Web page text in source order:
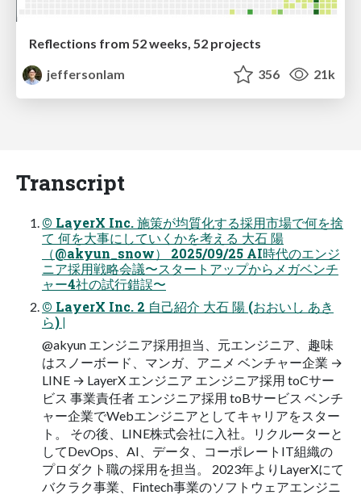
Reflections from 52 weeks, 52 projects
jeffersonlam
356 21k
Transcript
© LayerX Inc. 施策が均質化する採⽤市場で何を捨
て 何を⼤事にしていくかを考える ⼤⽯ 陽
（@akyun_snow） 2025/09/25 AI時代のエンジ
ニア採⽤戦略会議〜スタートアップからメガベンチ
ャー4社の試⾏錯誤〜
© LayerX Inc. 2 ⾃⼰紹介 ⼤⽯ 陽 (おおいし あき
ら) |
@akyun エンジニア採⽤担当、元エンジニア、趣味
はスノーボード、マンガ、アニメ ベンチャー企業 →
LINE → LayerX エンジニア エンジニア採用 toCサー
ビス 事業責任者 エンジニア採用 toBサービス ベンチ
ャー企業でWebエンジニアとしてキャリアをスター
ト。 その後、LINE株式会社に⼊社。リクルーターと
してDevOps、AI、データ、コーポレートIT組織の
プロダクト職の採⽤を担当。 2023年よりLayerXにて
バクラク事業、Fintech事業のソフトウェアエンジニ